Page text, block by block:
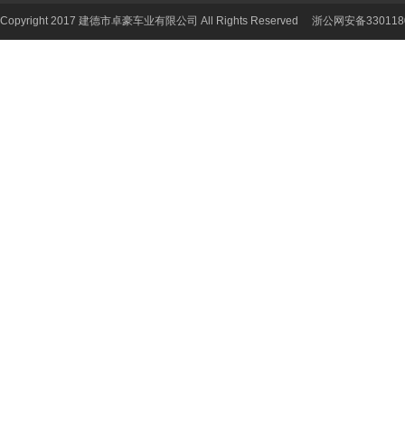
Copyright 2017 建德市卓豪车业有限公司 All Rights Reserved 浙公网安备